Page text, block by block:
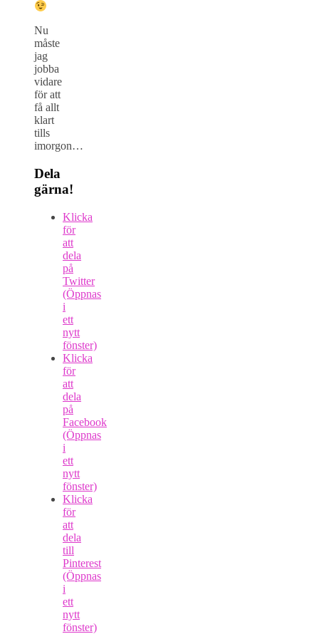
Nu
måste
jag
jobba
vidare
för att
få allt
klart
tills
imorgon…
Dela
gärna!
Klicka
för
att
dela
på
Twitter
(Öppnas
i
ett
nytt
fönster)
Klicka
för
att
dela
på
Facebook
(Öppnas
i
ett
nytt
fönster)
Klicka
för
att
dela
till
Pinterest
(Öppnas
i
ett
nytt
fönster)